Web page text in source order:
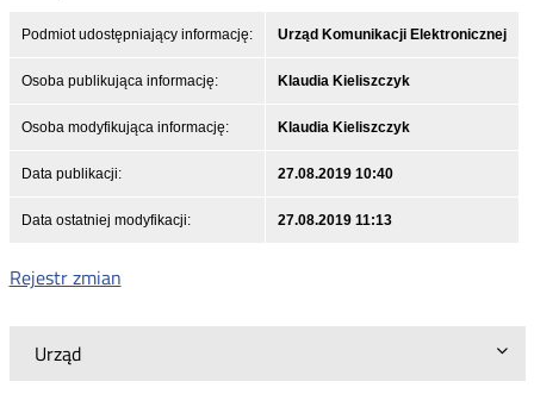
Urząd
Podmiot udostępniający informację: Urząd Komunikacji Elektronicznej
Osoba publikująca informację: Klaudia Kieliszczyk
Osoba modyfikująca informację: Klaudia Kieliszczyk
Data publikacji: 27.08.2019 10:40
Data ostatniej modyfikacji: 27.08.2019 11:13
Rejestr zmian